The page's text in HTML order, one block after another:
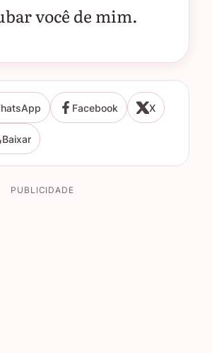
você de mim.
Facebook X
Baixar
PUBLICIDADE